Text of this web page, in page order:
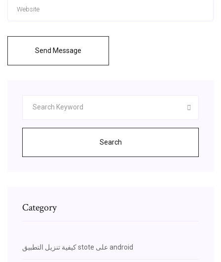
Send Message
Search
Category
كيفية تنزيل التطبيق stote على android